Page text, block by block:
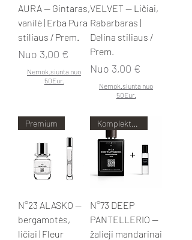
AURA — Gintaras,
vanilė | Erba Pura
stiliaus / Prem.
Nuo 3,00 €
Pardavimo kaina
Nemok.siunta nuo
50Eur.
VELVET — Ličiai,
Rabarbaras |
Delina stiliaus /
Prem.
Nuo 3,00 €
Pardavimo kaina
Nemok.siunta nuo
50Eur.
Premium
N°23 ALASKO —
bergamotės,
ličiai | Fleur
Komplektas pigiau!
N°73 DEEP
PANTELLERIO —
žalieji mandarinai